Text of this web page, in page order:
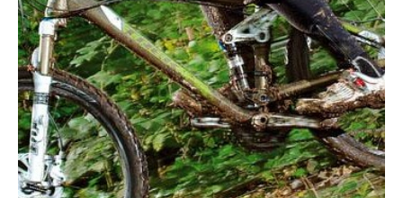
Tous nos articles
À propos